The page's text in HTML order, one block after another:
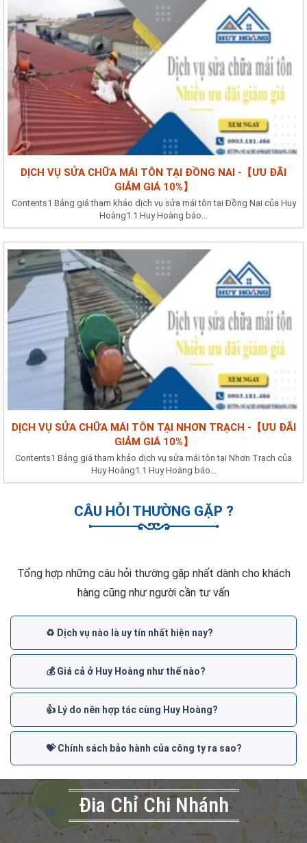
DỊCH VỤ SỬA CHỮA MÁI TÔN TẠI ĐỒNG NAI -【ƯU ĐÃI
GIẢM GIÁ 10%】
Contents1 Bảng giá tham khảo dịch vụ sửa mái tôn tại Đồng Nai của Huy
Hoàng1.1 Huy Hoàng báo...
DỊCH VỤ SỬA CHỮA MÁI TÔN TẠI NHƠN TRẠCH -【ƯU ĐÃI
GIẢM GIÁ 10%】
Contents1 Bảng giá tham khảo dịch vụ sửa mái tôn tại Nhơn Trạch của
Huy Hoàng1.1 Huy Hoàng báo...
CÂU HỎI THƯỜNG GẶP ?
Tổng hợp những câu hỏi thường gặp nhất dành cho khách
hàng cũng như người cần tư vấn
♻️ Dịch vụ nào là uy tín nhất hiện nay?
💰 Giá cả ở Huy Hoàng như thế nào?
👍 Lý do nên hợp tác cùng Huy Hoàng?
💝 Chính sách bảo hành của công ty ra sao?
Đia Chỉ Chi Nhánh